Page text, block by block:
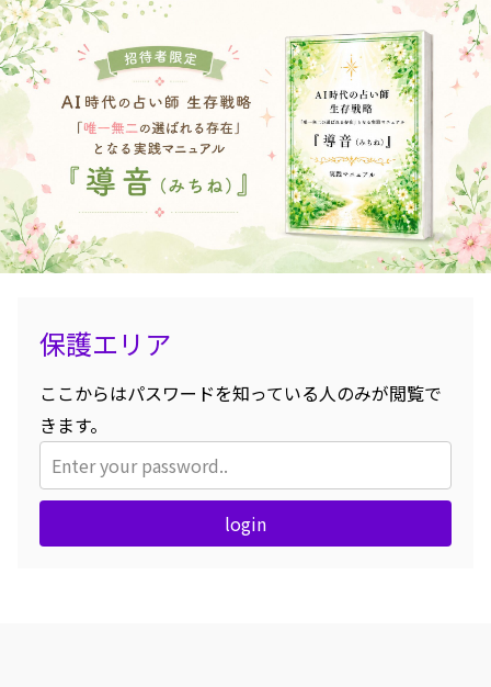
保護エリア
ここからはパスワードを知っている人のみが閲覧で
きます。
login